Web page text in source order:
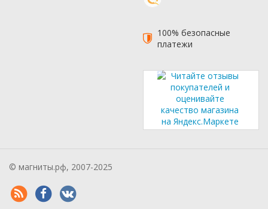
100% безопасные
платежи
© магниты.рф, 2007-2025